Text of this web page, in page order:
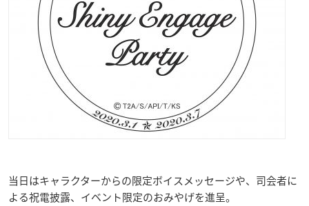
当日はキャラクターからの限定ボイスメッセージや、司会者に
よる祝電披露、イベント限定のおみやげを進呈。